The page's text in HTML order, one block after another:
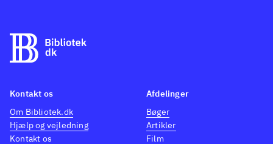
Kontakt os
Om Bibliotek.dk
Hjælp og vejledning
Kontakt os
Afdelinger
Bøger
Artikler
Film